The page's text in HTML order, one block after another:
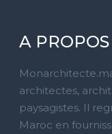
A
architectes,
paysagistes. Il
Maroc en